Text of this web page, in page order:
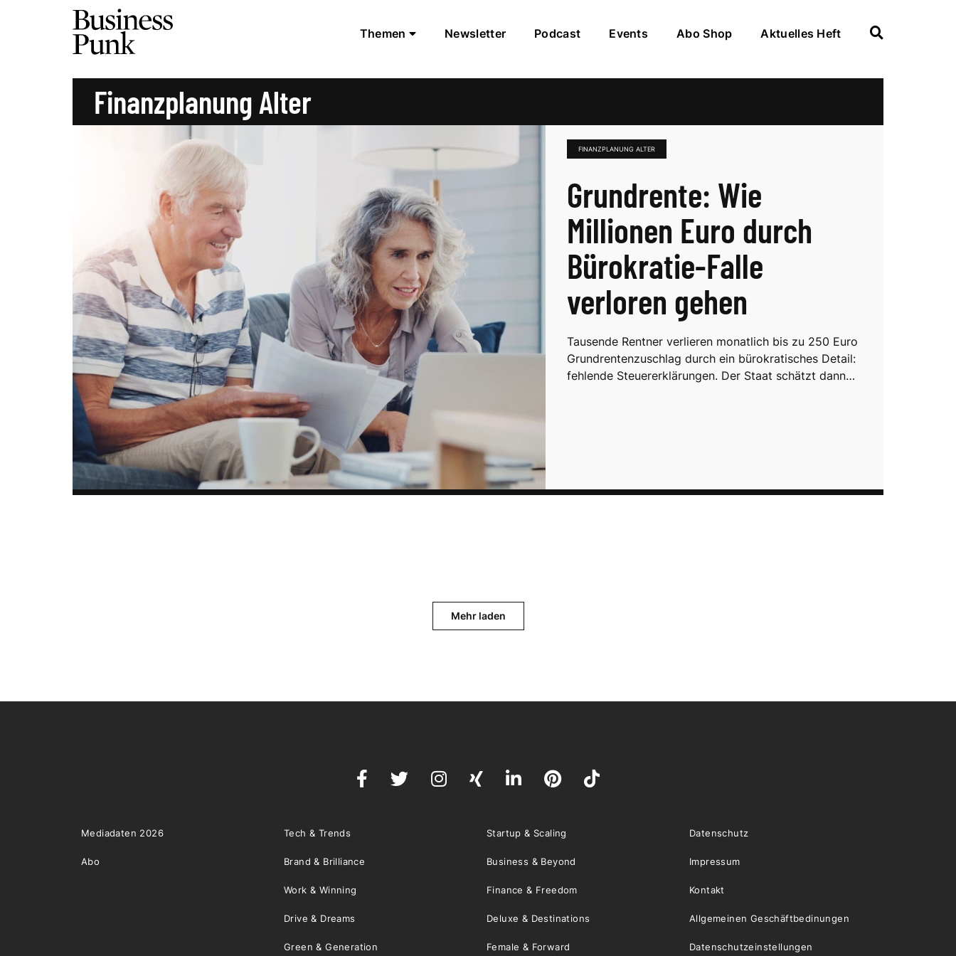
Themen Newsletter Podcast Events Abo Shop Aktuelles Heft
Finanzplanung Alter
FINANZPLANUNG ALTER
Grundrente: Wie
Millionen Euro durch
Bürokratie-Falle
verloren gehen
Tausende Rentner verlieren monatlich bis zu 250 Euro
Grundrentenzuschlag durch ein bürokratisches Detail:
fehlende Steuererklärungen. Der Staat schätzt dann…
Mehr laden
Mediadaten 2026
Abo
Tech & Trends Startup & Scaling
Brand & Brilliance Business & Beyond
Work & Winning Finance & Freedom
Drive & Dreams Deluxe & Destinations
Green & Generation Female & Forward
Datenschutz
Impressum
Kontakt
Allgemeinen Geschäftbedinungen
Datenschutzeinstellungen